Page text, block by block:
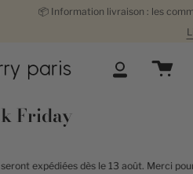
livraison : les commandes de
dès
Compte
Friday
13 août. Merci pour votre patience !